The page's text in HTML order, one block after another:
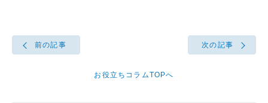
前の記事
お役立ちコラムTOPへ
次の記事